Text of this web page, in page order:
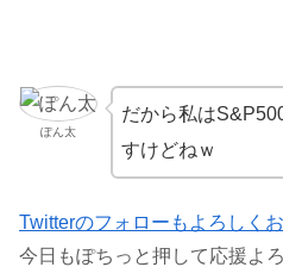
ぽん太
だから私は
すけどねｗ
Twitterのフォローもよろしく
今日もぽちっと押して応援よ